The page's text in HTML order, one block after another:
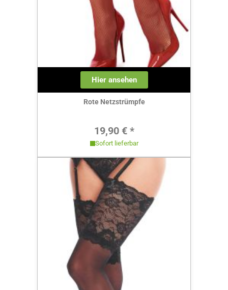
Hier ansehen
Rote Netzstrümpfe
Regulärer Preis:
19,90 € *
Sofort lieferbar